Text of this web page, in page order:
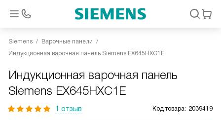
Siemens
Варочные панели
Индукционная варочная панель Siemens EX645HXC1E
Индукционная варочная панель
Siemens EX645HXC1E
1 отзыв Код товара: 2039419